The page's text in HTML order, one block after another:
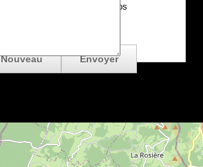
à propose de ma demande.Vos
ne seront jamais
à des tiers.